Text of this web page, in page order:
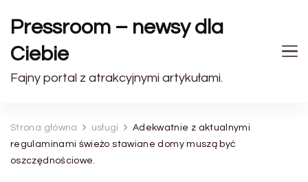
Pressroom – newsy dla
Ciebie
Fajny portal z atrakcyjnymi artykułami.
Strona główna usługi
Adekwatnie z aktualnymi
regulaminami świeżo stawiane domy muszą być
oszczędnościowe.